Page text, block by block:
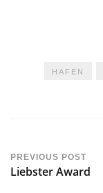
HAFEN
PREVIOUS POST
Liebster Award